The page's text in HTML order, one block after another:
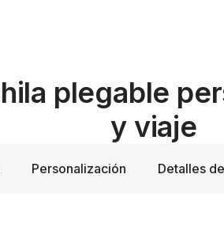
plegable
y viaje
Personalización Detalles